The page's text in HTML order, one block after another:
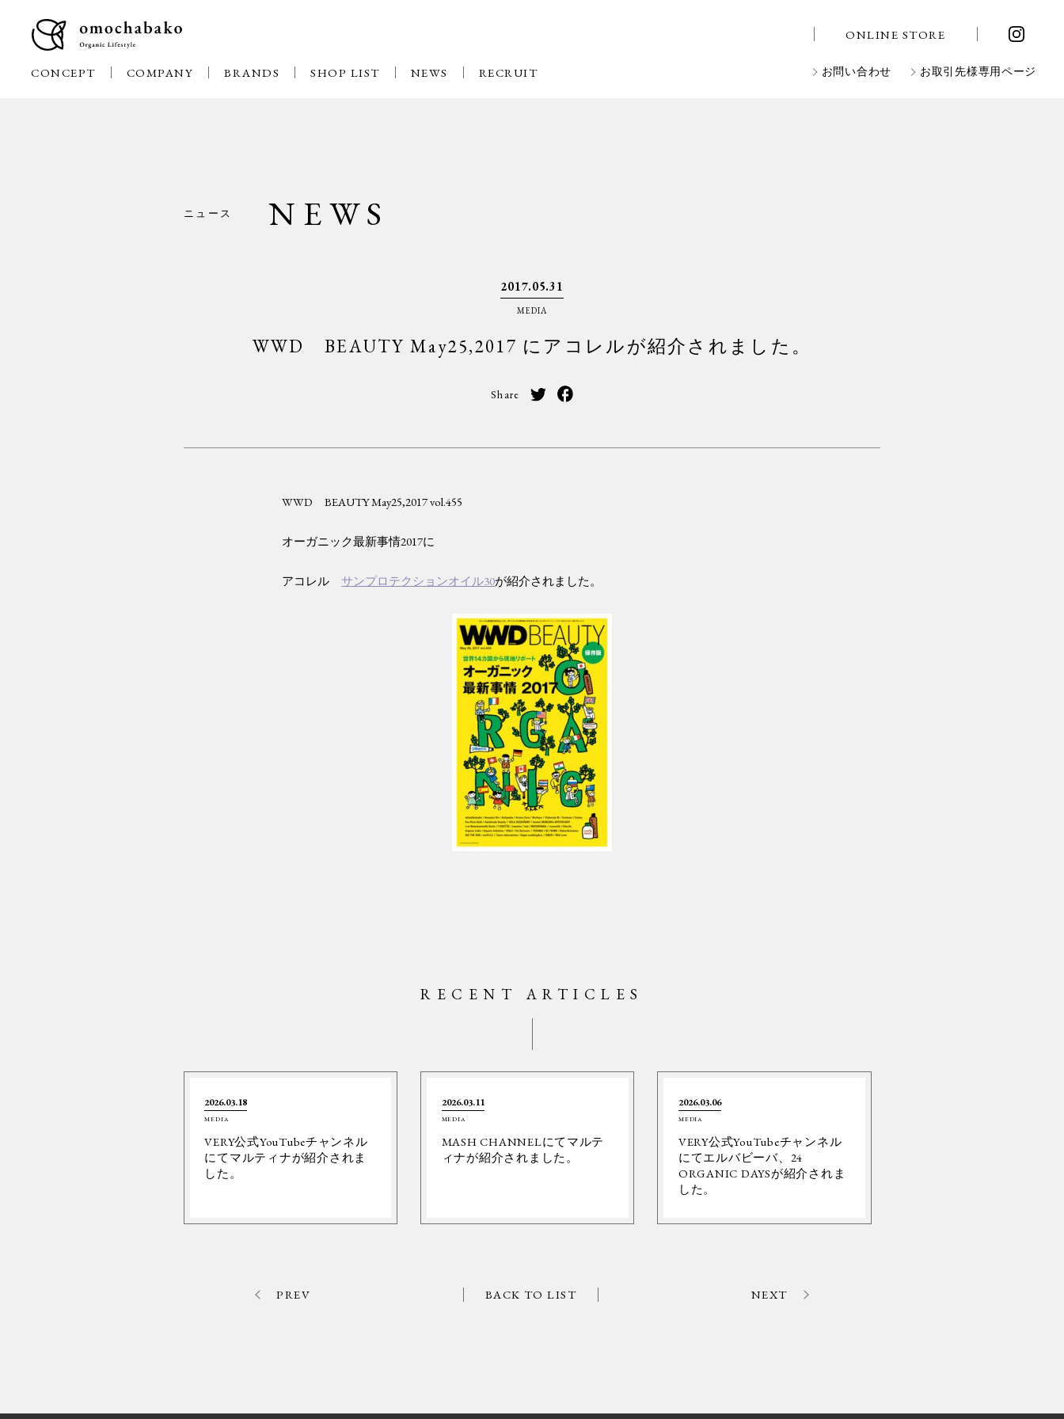
ONLINE STORE
お問い合わせ お取引先様専用ページ
CONCEPT COMPANY BRANDS SHOP LIST NEWS RECRUIT
ニュース NEWS
2017.05.31
MEDIA
WWD BEAUTY May25,2017 にアコレルが紹介されました。
Share
WWD BEAUTY May25,2017 vol.455
オーガニック最新事情2017に
アコレル サンプロテクションオイル30が紹介されました。
RECENT ARTICLES
2026.03.18
MEDIA
VERY公式YouTubeチャンネル
にてマルティナが紹介されま
した。
2026.03.11
MEDIA
MASH CHANNELにてマルテ
ィナが紹介されました。
2026.03.06
MEDIA
VERY公式YouTubeチャンネル
にてエルバビーバ、24
ORGANIC DAYSが紹介されま
した。
PREV BACK TO LIST NEXT